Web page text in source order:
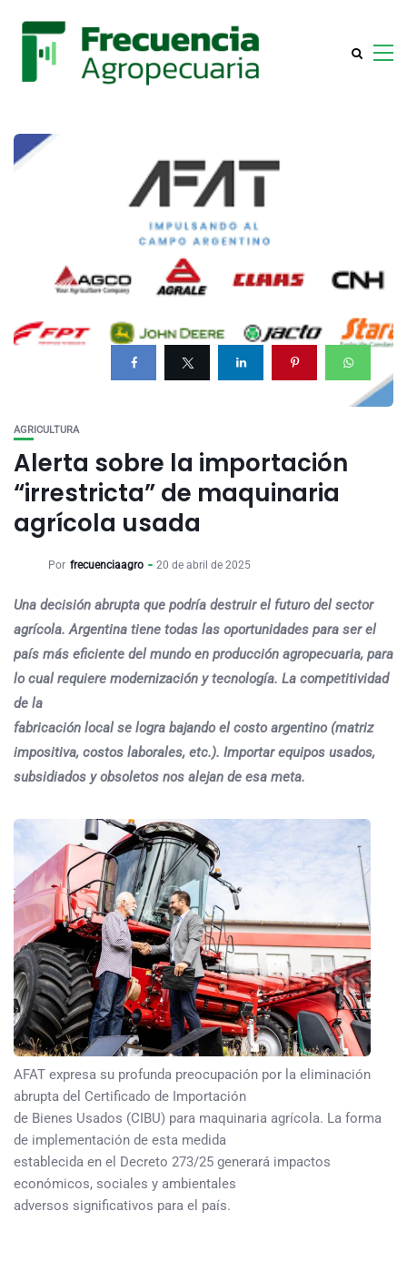
AGRICULTURA
Alerta sobre la importación
“irrestricta” de maquinaria
agrícola usada
Por frecuenciaagro 20 de abril de 2025
Una decisión abrupta que podría destruir el futuro del sector
agrícola. Argentina tiene todas las oportunidades para ser el
país más eficiente del mundo en producción agropecuaria, para
lo cual requiere modernización y tecnología. La competitividad
de la
fabricación local se logra bajando el costo argentino (matriz
impositiva, costos laborales, etc.). Importar equipos usados,
subsidiados y obsoletos nos alejan de esa meta.
AFAT expresa su profunda preocupación por la eliminación
abrupta del Certificado de Importación
de Bienes Usados (CIBU) para maquinaria agrícola. La forma
de implementación de esta medida
establecida en el Decreto 273/25 generará impactos
económicos, sociales y ambientales
adversos significativos para el país.